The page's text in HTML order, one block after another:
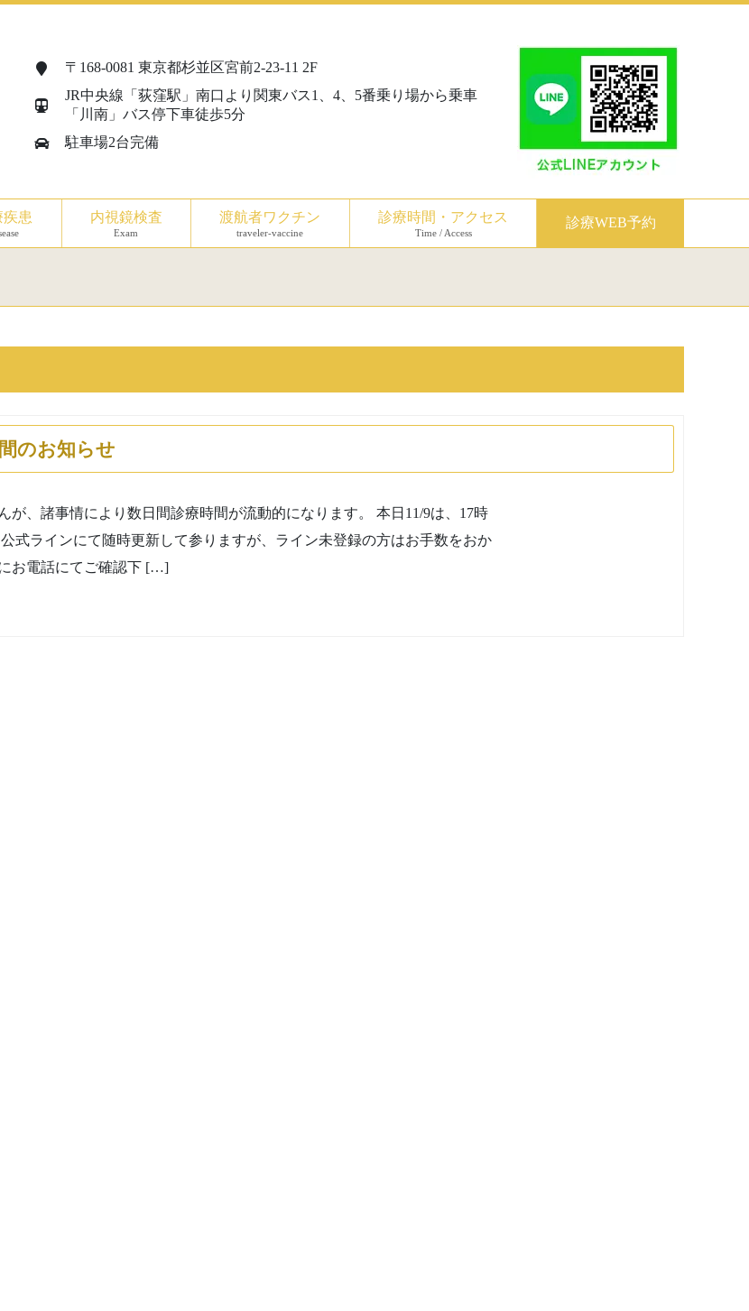
〒168-0081 東京都杉並区宮前2-23-11 2F
JR中央線「荻窪駅」南口より関東バス1、4、5番乗り場から乗車
「川南」バス停下車徒歩5分
駐車場2台完備
患 内視鏡検査
Exam
渡航者ワクチン
traveler-vaccine
診療時間・アクセス
Time / Access
診療WEB予約
のお知らせ
が、諸事情により数日間診療時間が流動的になります。 本日11/9は、17時
式ラインにて随時更新して参りますが、ライン未登録の方はお手数をおか
お電話にてご確認下 […]